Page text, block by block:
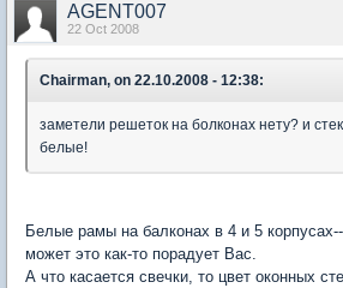
AGENT007
22 Oct 2008
Chairman, on 22.10.2008 - 12:38:
заметели решеток на болконах нету? и
белые!
Белые рамы на балконах в 4 и 5
может это как-то порадует Вас.
А что касается свечки, то цвет оконных